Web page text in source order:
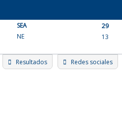
content
SEA
29
NE
13
Resultados Redes sociales